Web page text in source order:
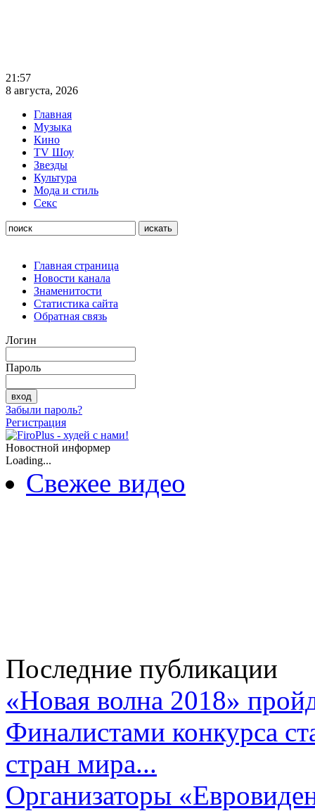
21:57
8 августа, 2026
Главная
Музыка
Кино
TV Шоу
Звезды
Культура
Мода и стиль
Секс
Главная страница
Новости канала
Знаменитости
Статистика сайта
Обратная связь
Логин
Пароль
Забыли пароль?
Регистрация
Новостной информер
Loading...
Свежее видео
Последние публикации
«Новая волна 2018»
Финалистами конкурса
стран мира...
Организаторы